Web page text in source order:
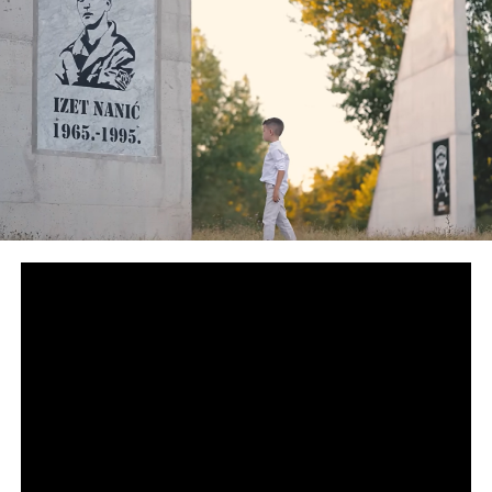
jugu zemlje do 13°C. Najviša dnevna temperatura zraka
uglavnom između 11 i 16°C, na jugu zemlje do 20°C.
U nedjeljuu Bosni i Hercegovini pretežno oblačno vrijeme.
Prije podne rijetko može pasti malo kiše. U većem dijelu
zemlje lokalni pljuskovi se očekuju u drugoj polovini dana.
U sjevernim područjima bez padavina. Vjetar slab do
umjerene jačine sjevernog i sjeveroistočnog smjera.
Najniža jutarnja temperatura zraka većinom između 6 i
11°C, na jugu zemlje do 13°C. Najviša dnevna temperatura